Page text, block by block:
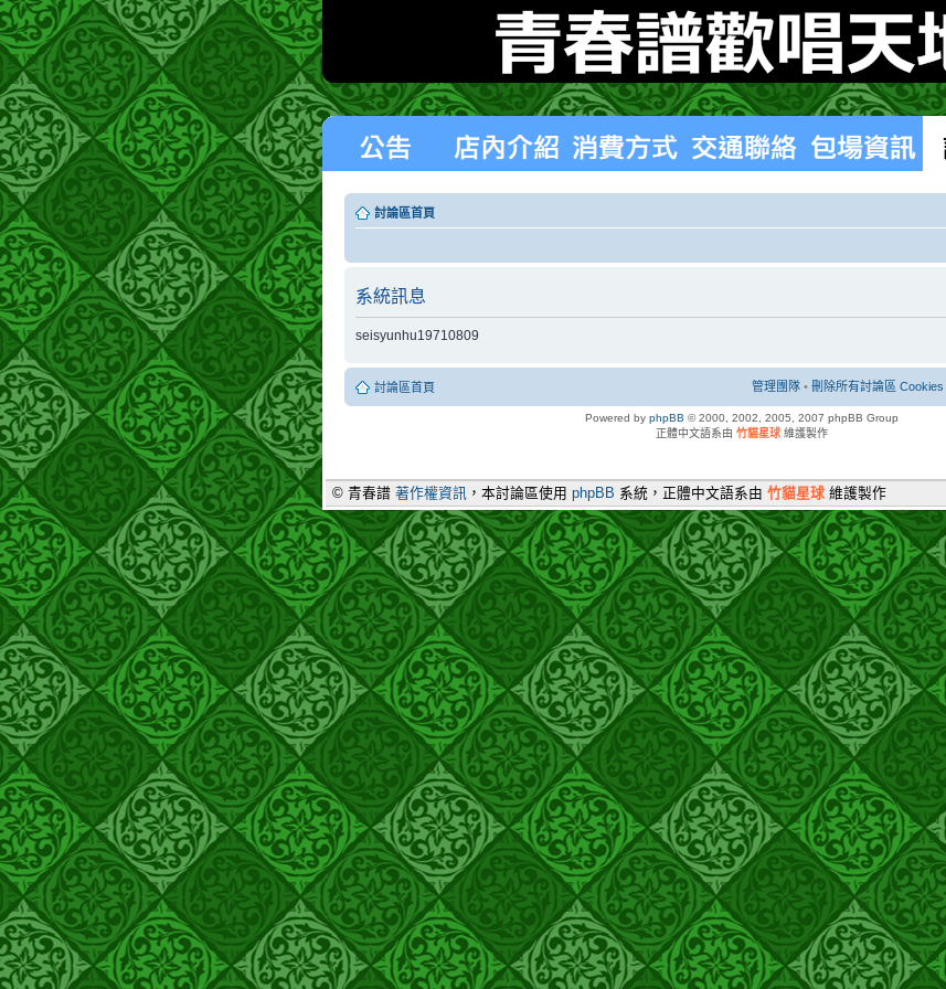
討論區首頁
系統訊息
seisyunhu19710809
討論區首頁 管理團隊 • 刪除所有討論區 Cookies
Powered by phpBB © 2000, 2002, 2005, 2007 phpBB Group
正體中文語系由 竹貓星球 維護製作
© 青春譜著作權資訊 ，本討論區使用phpBB 系統，正體中文語系由竹貓星球 維護製作